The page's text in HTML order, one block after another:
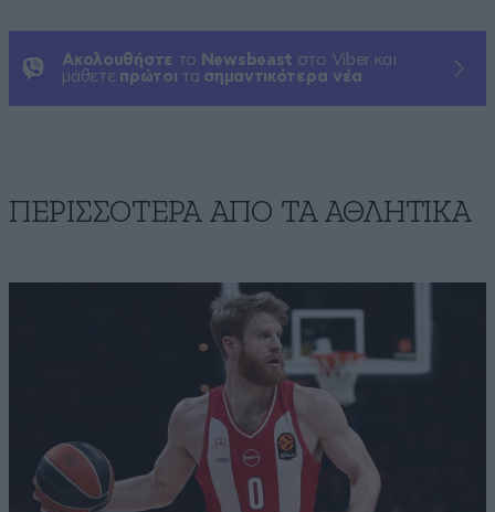
Ακολουθήστε το Newsbeast στο Viber και
μάθετε πρώτοι τα σημαντικότερα νέα
ΠΕΡΙΣΣΟΤΕΡΑ ΑΠΟ ΤA ΑΘΛΗΤΙΚΑ